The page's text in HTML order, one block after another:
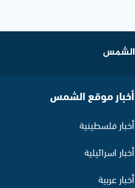
أخبار موقع الشمس
أخبار فلسطينية
أخبار اسرائيلية
أخبار عربية